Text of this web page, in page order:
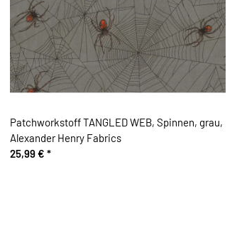
Patchworkstoff TANGLED WEB, Spinnen, grau,
Alexander Henry Fabrics
25,99 € *